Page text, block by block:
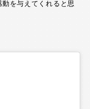
を与えてくれると思